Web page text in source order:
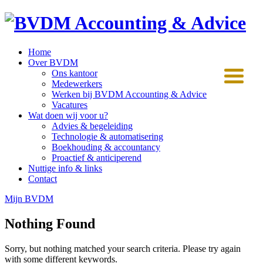
Home
Over BVDM
Ons kantoor
Medewerkers
Werken bij BVDM Accounting & Advice
Vacatures
Wat doen wij voor u?
Advies & begeleiding
Technologie & automatisering
Boekhouding & accountancy
Proactief & anticiperend
Nuttige info & links
Contact
Mijn BVDM
Nothing Found
Sorry, but nothing matched your search criteria. Please try again
with some different keywords.